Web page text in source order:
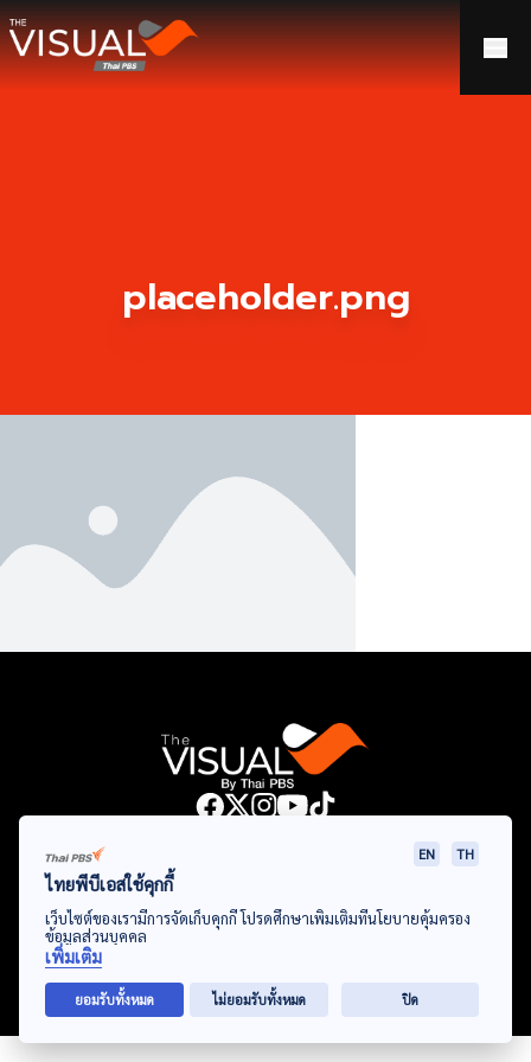
ข้ามไปยังเนื้อหา
placeholder.png
Data Viz Topics
© Thai Public Broadcasting Service. All Rights Reserved
2024
ไทยพีบีเอสใช้คุกกี้
EN TH
เว็บไซต์ของเรามีการจัดเก็บคุกกี้ โปรดศึกษาเพิ่มเติมที่นโยบายคุ้มครอง
ข้อมูลส่วนบุคคล
เพิ่มเติม
ยอมรับทั้งหมด ไม่ยอมรับทั้งหมด ปิด